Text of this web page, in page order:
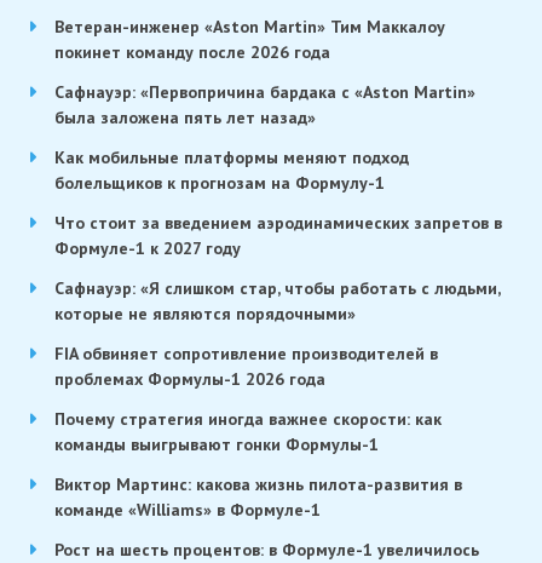
Ветеран-инженер «Aston Martin» Тим Маккалоу
покинет команду после 2026 года
Сафнауэр: «Первопричина бардака с «Aston Martin»
была заложена пять лет назад»
Как мобильные платформы меняют подход
болельщиков к прогнозам на Формулу-1
Что стоит за введением аэродинамических запретов в
Формуле-1 к 2027 году
Сафнауэр: «Я слишком стар, чтобы работать с людьми,
которые не являются порядочными»
FIA обвиняет сопротивление производителей в
проблемах Формулы-1 2026 года
Почему стратегия иногда важнее скорости: как
команды выигрывают гонки Формулы-1
Виктор Мартинс: какова жизнь пилота-развития в
команде «Williams» в Формуле-1
Рост на шесть процентов: в Формуле-1 увеличилось